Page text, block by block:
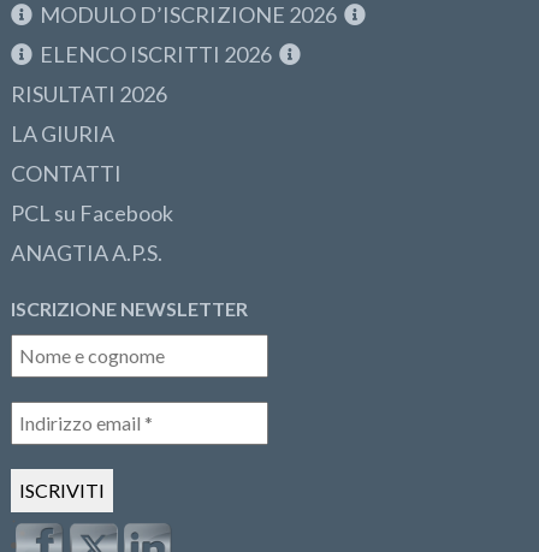
MODULO D’ISCRIZIONE 2026
ELENCO ISCRITTI 2026
RISULTATI 2026
LA GIURIA
CONTATTI
PCL su Facebook
ANAGTIA A.P.S.
ISCRIZIONE NEWSLETTER